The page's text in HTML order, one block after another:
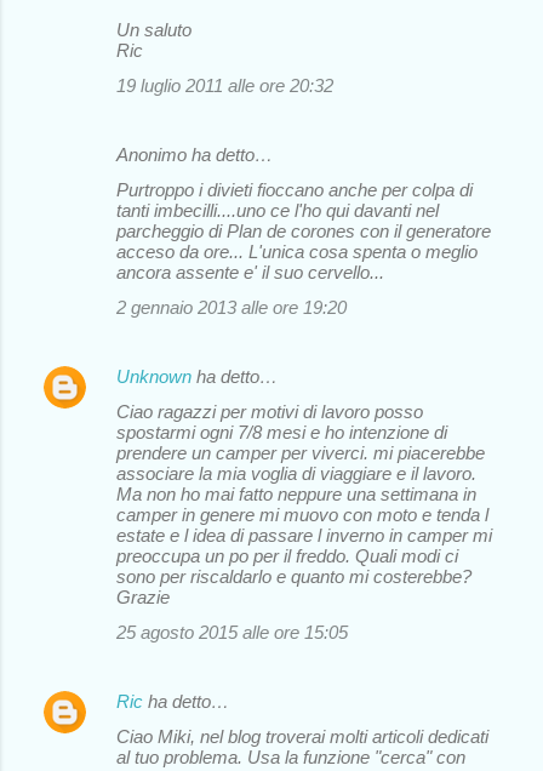
Un saluto
Ric
19 luglio 2011 alle ore 20:32
Anonimo ha detto…
Purtroppo i divieti fioccano anche per colpa di
tanti imbecilli....uno ce l'ho qui davanti nel
parcheggio di Plan de corones con il generatore
acceso da ore... L'unica cosa spenta o meglio
ancora assente e' il suo cervello...
2 gennaio 2013 alle ore 19:20
Unknown ha detto…
Ciao ragazzi per motivi di lavoro posso
spostarmi ogni 7/8 mesi e ho intenzione di
prendere un camper per viverci. mi piacerebbe
associare la mia voglia di viaggiare e il lavoro.
Ma non ho mai fatto neppure una settimana in
camper in genere mi muovo con moto e tenda l
estate e l idea di passare l inverno in camper mi
preoccupa un po per il freddo. Quali modi ci
sono per riscaldarlo e quanto mi costerebbe?
Grazie
25 agosto 2015 alle ore 15:05
Ric ha detto…
Ciao Miki, nel blog troverai molti articoli dedicati
al tuo problema. Usa la funzione "cerca" con